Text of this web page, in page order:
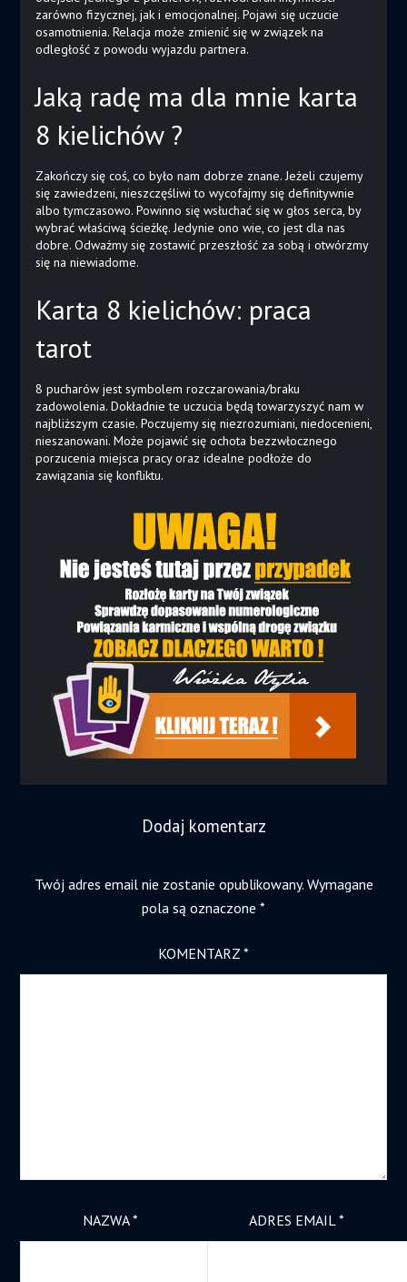
zarówno fizycznej, jak i emocjonalnej. Pojawi się uczucie
osamotnienia. Relacja może zmienić się w związek na
odległość z powodu wyjazdu partnera.
Jaką radę ma dla mnie karta
8 kielichów ?
Zakończy się coś, co było nam dobrze znane. Jeżeli czujemy
się zawiedzeni, nieszczęśliwi to wycofajmy się definitywnie
albo tymczasowo. Powinno się wsłuchać się w głos serca, by
wybrać właściwą ścieżkę. Jedynie ono wie, co jest dla nas
dobre. Odważmy się zostawić przeszłość za sobą i otwórzmy
się na niewiadome.
Karta 8 kielichów: praca
tarot
8 pucharów jest symbolem rozczarowania/braku
zadowolenia. Dokładnie te uczucia będą towarzyszyć nam w
najbliższym czasie. Poczujemy się niezrozumiani, niedocenieni,
nieszanowani. Może pojawić się ochota bezzwłocznego
porzucenia miejsca pracy oraz idealne podłoże do
zawiązania się konfliktu.
Dodaj komentarz
Twój adres email nie zostanie opublikowany. Wymagane
pola są oznaczone *
KOMENTARZ *
NAZWA* ADRES EMAIL*